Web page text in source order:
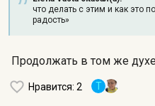
что делать с этим и как это
радость»
Продолжать в том же
Нравится: 2 T